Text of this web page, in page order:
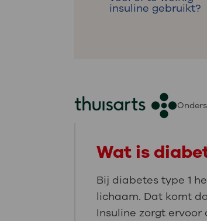
insuline gebruikt?
Wat is
Bij diabetes type 1
lichaam. Dat komt
Insuline zorgt